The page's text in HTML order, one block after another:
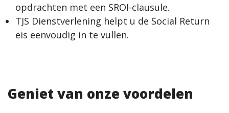
opdrachten met een SROI-clausule.
TJS Dienstverlening helpt u de Social Return
eis eenvoudig in te vullen.
Geniet van onze voordelen